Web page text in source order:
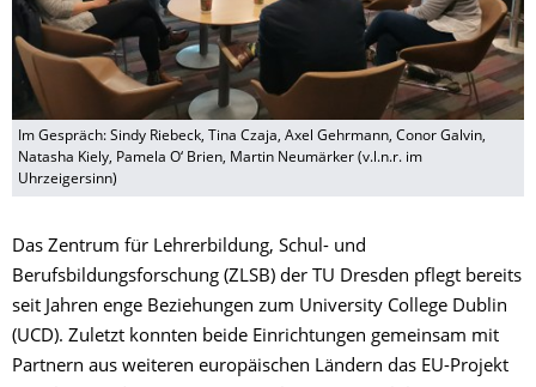
Im Gespräch: Sindy Riebeck, Tina Czaja, Axel Gehrmann, Conor Galvin,
Natasha Kiely, Pamela O‘ Brien, Martin Neumärker (v.l.n.r. im
Uhrzeigersinn)
Das Zentrum für Lehrerbildung, Schul- und
Berufsbildungsforschung (ZLSB) der TU Dresden pflegt bereits
seit Jahren enge Beziehungen zum University College Dublin
(UCD). Zuletzt konnten beide Einrichtungen gemeinsam mit
Partnern aus weiteren europäischen Ländern das EU-Projekt